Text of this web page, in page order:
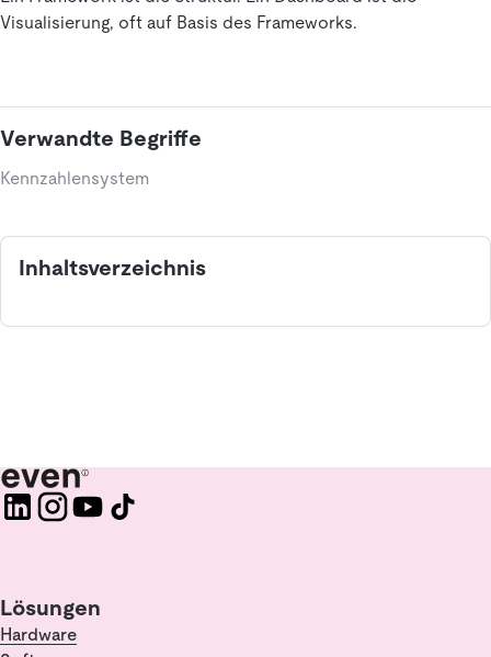
Visualisierung, oft auf Basis des Frameworks.
Verwandte Begriffe
Kennzahlensystem
Inhaltsverzeichnis
Lösungen
Hardware